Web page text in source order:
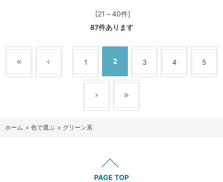
[21～40件]
87件あります
1 2 3 4 5
ホーム > 色で選ぶ > グリーン系
PAGE TOP